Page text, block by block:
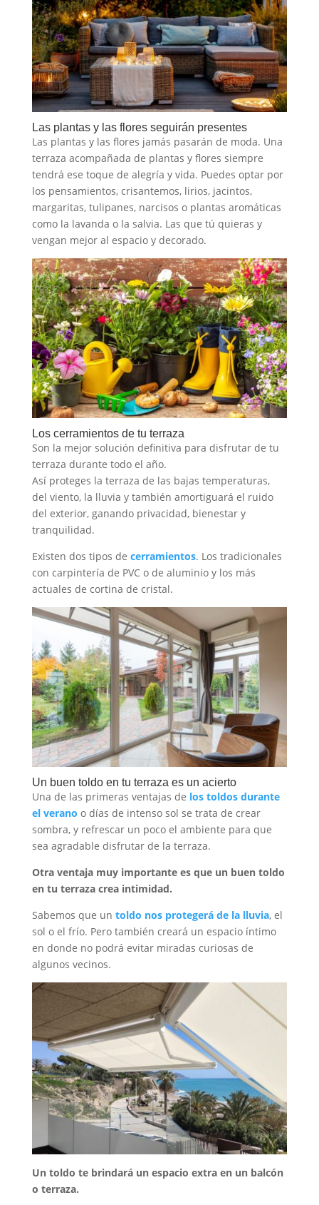
Las plantas y las flores seguirán presentes
Las plantas y las flores jamás pasarán de moda. Una
terraza acompañada de plantas y flores siempre
tendrá ese toque de alegría y vida. Puedes optar por
los pensamientos, crisantemos, lirios, jacintos,
margaritas, tulipanes, narcisos o plantas aromáticas
como la lavanda o la salvia. Las que tú quieras y
vengan mejor al espacio y decorado.
Los cerramientos de tu terraza
Son la mejor solución definitiva para disfrutar de tu
terraza durante todo el año.
Así proteges la terraza de las bajas temperaturas,
del viento, la lluvia y también amortiguará el ruido
del exterior, ganando privacidad, bienestar y
tranquilidad.
Existen dos tipos de cerramientos. Los tradicionales
con carpintería de PVC o de aluminio y los más
actuales de cortina de cristal.
Un buen toldo en tu terraza es un acierto
Una de las primeras ventajas de los toldos durante
el verano o días de intenso sol se trata de crear
sombra, y refrescar un poco el ambiente para que
sea agradable disfrutar de la terraza.
Otra ventaja muy importante es que un buen toldo
en tu terraza crea intimidad.
Sabemos que un toldo nos protegerá de la lluvia, el
sol o el frío. Pero también creará un espacio íntimo
en donde no podrá evitar miradas curiosas de
algunos vecinos.
Un toldo te brindará un espacio extra en un balcón
o terraza.